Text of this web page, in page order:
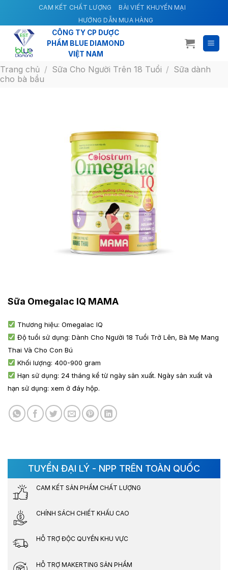
content
CAM KẾT CHẤT LƯỢNG
BÀI VIẾT KHUYẾN MẠI
HƯỚNG DẪN MUA HÀNG
CÔNG TY CP DƯỢC
PHẨM BLUE DIAMOND
VIỆT NAM
Trang chủ / Sữa Cho Người Trên 18 Tuổi / Sữa dành
cho bà bầu
Sữa Omegalac IQ MAMA
Thương hiệu: Omegalac IQ
Độ tuổi sử dụng: Dành Cho Người 18 Tuổi Trở Lên, Bà Mẹ Mang
Thai Và Cho Con Bú
Khối lượng: 400-900 gram
Hạn sử dụng: 24 tháng kể từ ngày sản xuất. Ngày sản xuất và
hạn sử dụng: xem ở đáy hộp.
TUYỂN ĐẠI LÝ - NPP TRÊN TOÀN QUỐC
CAM KẾT SẢN PHẨM CHẤT LƯỢNG
CHÍNH SÁCH CHIẾT KHẤU CAO
HỖ TRỢ ĐỘC QUYỀN KHU VỰC
HỖ TRỢ MAKERTING SẢN PHẨM